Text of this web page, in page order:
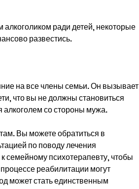
ради детей, некоторые
развестись.
на все члены семьи. Он вызывает
что вы не должны становиться
алкоголем со стороны мужа.
Вы можете обратиться в
по поводу лечения
семейному психотерапевту, чтобы
реабилитации могут
может стать единственным